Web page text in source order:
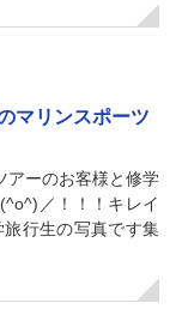
マリンスポーツ
アーのお客様と修学
／！！！キレイ
行生の写真です集